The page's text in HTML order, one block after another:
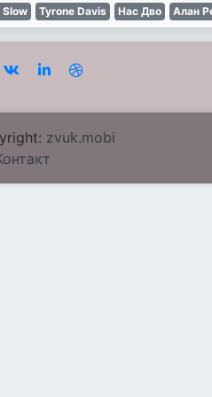
Slow Tyrone Davis Нас Дво Алан
zvuk.mobi